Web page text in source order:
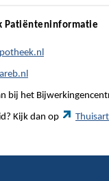
Patiënteninformatie
bij het
Kijk dan op